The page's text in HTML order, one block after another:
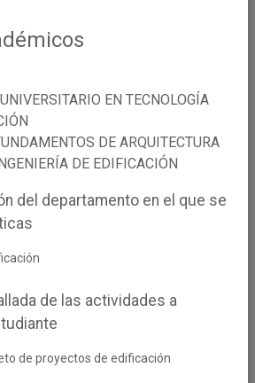
LIMPIAR
a
B.
01/07/2026
EN TECNOLOGÍA
DE ARQUITECTURA
DE EDIFICACIÓN
del departamento en el que se
de las actividades a
de proyectos de edificación